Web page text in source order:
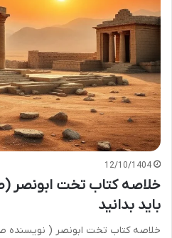
12/10/1404
خلاصه کتاب تخت ابونصر
باید بدانید
خلاصه کتاب تخت ابونصر ( نویسنده